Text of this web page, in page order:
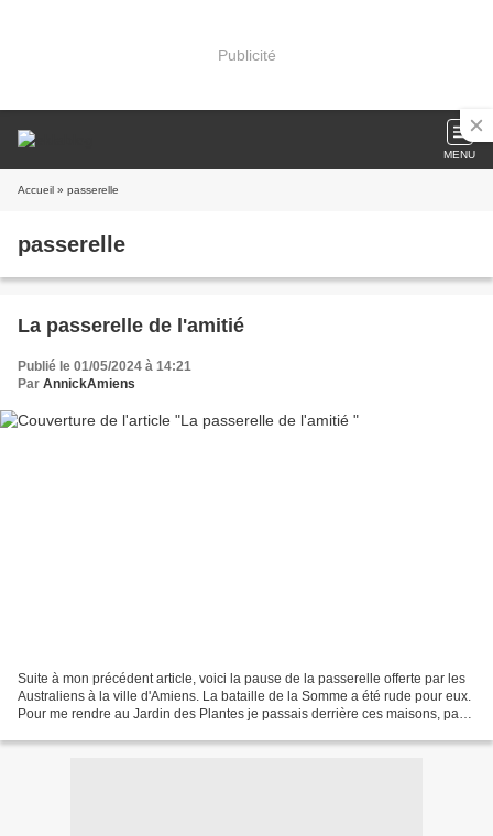
Publicité
MENU
Accueil » passerelle
passerelle
La passerelle de l'amitié
Publié le 01/05/2024 à 14:21
Par AnnickAmiens
Suite à mon précédent article, voici la pause de la passerelle offerte par les
Australiens à la ville d'Amiens. La bataille de la Somme a été rude pour eux.
Pour me rendre au Jardin des Plantes je passais derrière ces maisons, par